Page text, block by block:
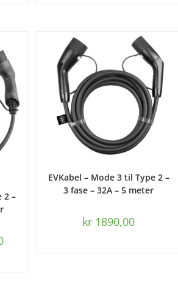
2 –
EVKabel – Mode 3 til Type 2 –
3 fase – 32A – 5 meter
kr 1890,00